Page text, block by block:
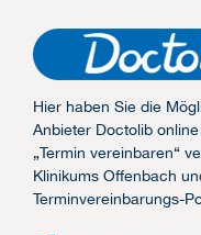
Hier haben Sie die
Anbieter Doctolib
„Termin vereinbaren“
Klinikums Offenbach
Terminvereinbarungs-